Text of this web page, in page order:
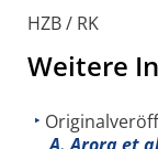
HZB / RK
Weitere